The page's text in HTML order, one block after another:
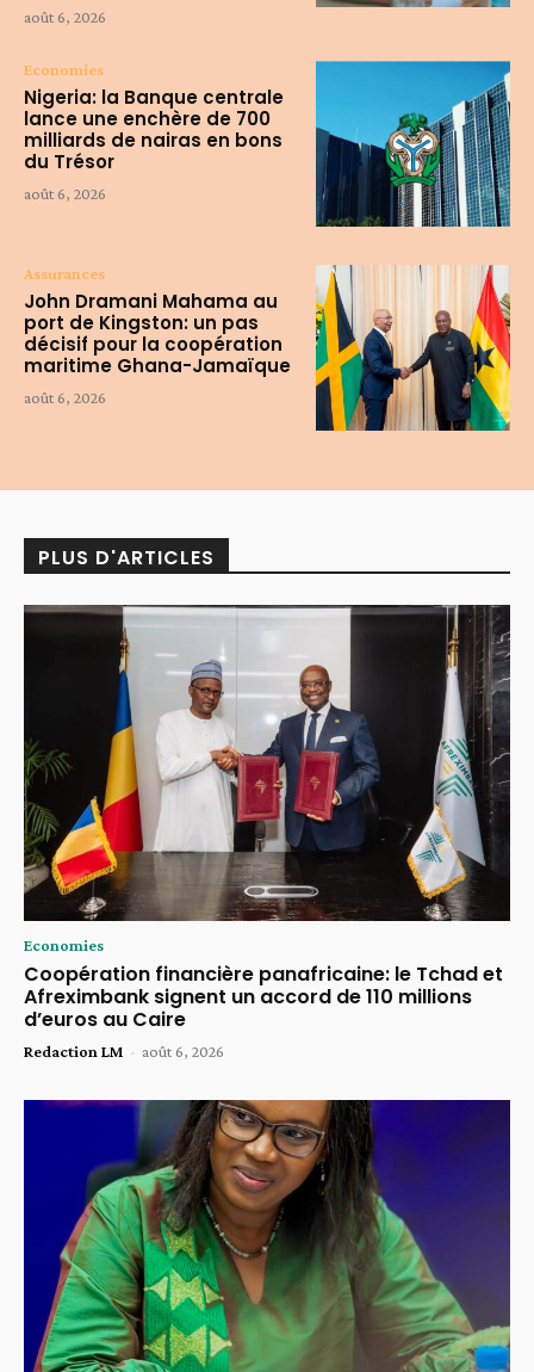
août 6, 2026
Economies
Nigeria: la Banque centrale
lance une enchère de 700
milliards de nairas en bons
du Trésor
août 6, 2026
Assurances
John Dramani Mahama au
port de Kingston: un pas
décisif pour la coopération
maritime Ghana-Jamaïque
août 6, 2026
PLUS D'ARTICLES
Economies
Coopération financière panafricaine: le Tchad et
Afreximbank signent un accord de 110 millions
d’euros au Caire
Redaction LM - août 6, 2026